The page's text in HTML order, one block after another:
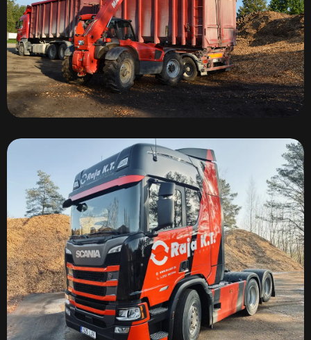
Транспорт щепы – Manitou MLT 733